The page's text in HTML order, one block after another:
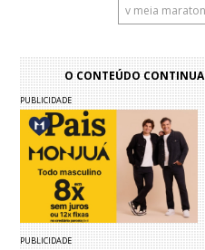
v meia
O CONTEÚDO
PUBLICIDADE
PUBLICIDADE